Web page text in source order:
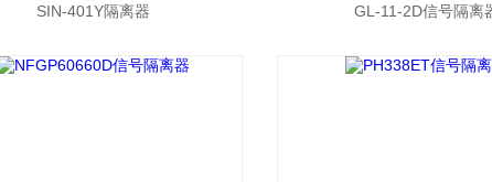
SIN-401Y隔离器 GL-11-2D信号隔离